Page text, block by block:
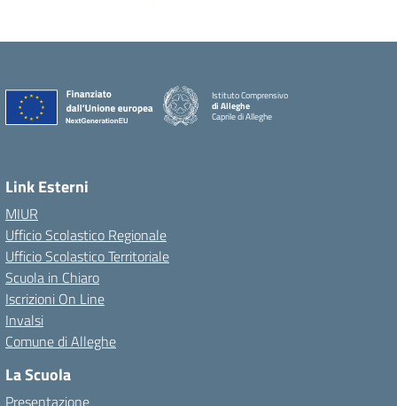
Istituto Comprensivo
di Alleghe
Caprile di Alleghe
Link Esterni
MIUR
Ufficio Scolastico Regionale
Ufficio Scolastico Territoriale
Scuola in Chiaro
Iscrizioni On Line
Invalsi
Comune di Alleghe
La Scuola
Presentazione